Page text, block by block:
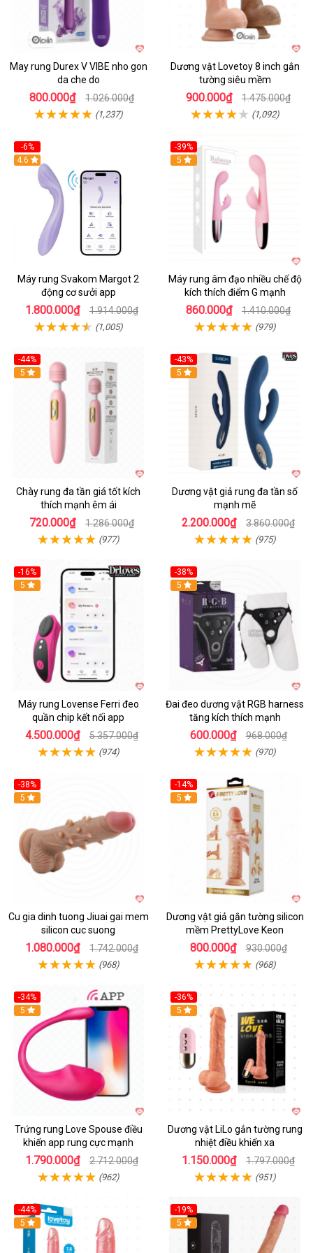
May rung Durex V VIBE nho gon
da che do
800.000₫ 1.026.000₫
(1,237)
Dương vật Lovetoy 8 inch gắn
tường siêu mềm
900.000₫ 1.475.000₫
(1,092)
-6%
4.6
Máy rung Svakom Margot 2
động cơ sưởi app
1.800.000₫ 1.914.000₫
(1,005)
-39%
Hot
5
Máy rung âm đạo nhiều chế độ
kích thích điểm G mạnh
860.000₫ 1.410.000₫
(979)
-44%
Hot
5
Chày rung đa tần giá tốt kích
thích mạnh êm ái
720.000₫ 1.286.000₫
(977)
-43%
Hot
5
Dương vật giả rung đa tần số
mạnh mẽ
2.200.000₫ 3.860.000₫
(975)
-16%
Hot
5
Máy rung Lovense Ferri đeo
quần chip kết nối app
4.500.000₫ 5.357.000₫
(974)
-38%
Hot
5
Đai đeo dương vật RGB harness
tăng kích thích mạnh
600.000₫ 968.000₫
(970)
-38%
5
Cu gia dinh tuong Jiuai gai mem
silicon cuc suong
1.080.000₫ 1.742.000₫
(968)
-14%
5
Dương vật giả gắn tường silicon
mềm PrettyLove Keon
800.000₫ 930.000₫
(968)
-34%
5
Trứng rung Love Spouse điều
khiển app rung cực mạnh
1.790.000₫ 2.712.000₫
(962)
-36%
5
Dương vật LiLo gắn tường rung
nhiệt điều khiển xa
1.150.000₫ 1.797.000₫
(951)
-44%
Hot
5
-19%
Hot
5